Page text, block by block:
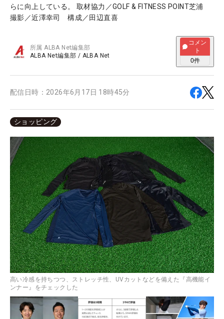
らに向上している。 取材協力／GOLF & FITNESS POINT芝浦
撮影／近澤幸司 構成／田辺直喜
所属ALBA Net編集部
ALBA Net編集部 / ALBA Net
コメン
ト
0件
配信日時： 2026年6月17日 18時45分
ショッピング
高い冷感を持ちつつ、ストレッチ性、UVカットなどを備えた『高機能イ
ンナー』をチェックした